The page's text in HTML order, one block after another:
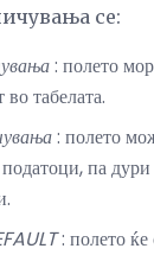
се:
: полето
табелата.
: полето
па
: полето